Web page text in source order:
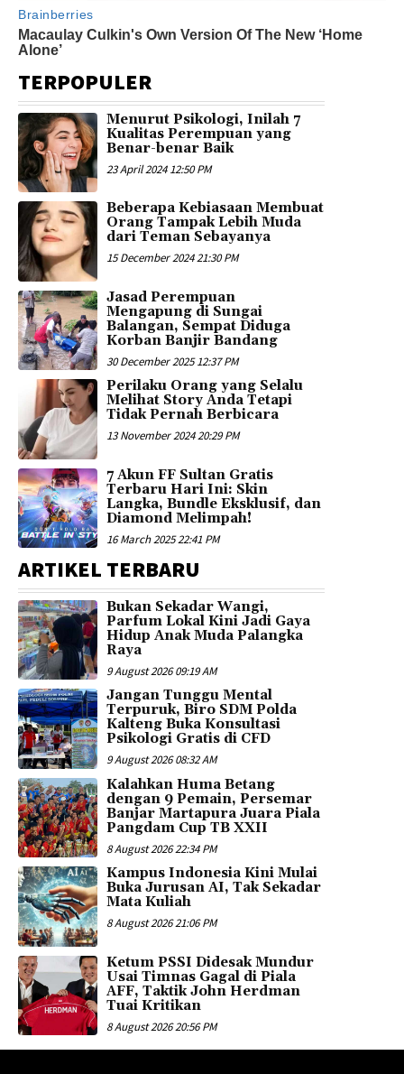
TERPOPULER
Menurut Psikologi, Inilah 7
Kualitas Perempuan yang
Benar-benar Baik
23 April 2024 12:50 PM
Beberapa Kebiasaan Membuat
Orang Tampak Lebih Muda
dari Teman Sebayanya
15 December 2024 21:30 PM
Jasad Perempuan
Mengapung di Sungai
Balangan, Sempat Diduga
Korban Banjir Bandang
30 December 2025 12:37 PM
Perilaku Orang yang Selalu
Melihat Story Anda Tetapi
Tidak Pernah Berbicara
13 November 2024 20:29 PM
7 Akun FF Sultan Gratis
Terbaru Hari Ini: Skin
Langka, Bundle Eksklusif, dan
Diamond Melimpah!
16 March 2025 22:41 PM
ARTIKEL TERBARU
Bukan Sekadar Wangi,
Parfum Lokal Kini Jadi Gaya
Hidup Anak Muda Palangka
Raya
9 August 2026 09:19 AM
Jangan Tunggu Mental
Terpuruk, Biro SDM Polda
Kalteng Buka Konsultasi
Psikologi Gratis di CFD
9 August 2026 08:32 AM
Kalahkan Huma Betang
dengan 9 Pemain, Persemar
Banjar Martapura Juara Piala
Pangdam Cup TB XXII
8 August 2026 22:34 PM
Kampus Indonesia Kini Mulai
Buka Jurusan AI, Tak Sekadar
Mata Kuliah
8 August 2026 21:06 PM
Ketum PSSI Didesak Mundur
Usai Timnas Gagal di Piala
AFF, Taktik John Herdman
Tuai Kritikan
8 August 2026 20:56 PM